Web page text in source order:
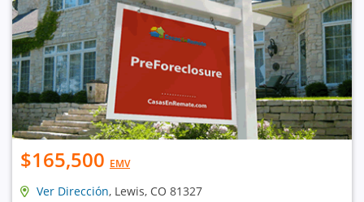
$165,500 EMV
Ver Dirección, Lewis, CO 81327